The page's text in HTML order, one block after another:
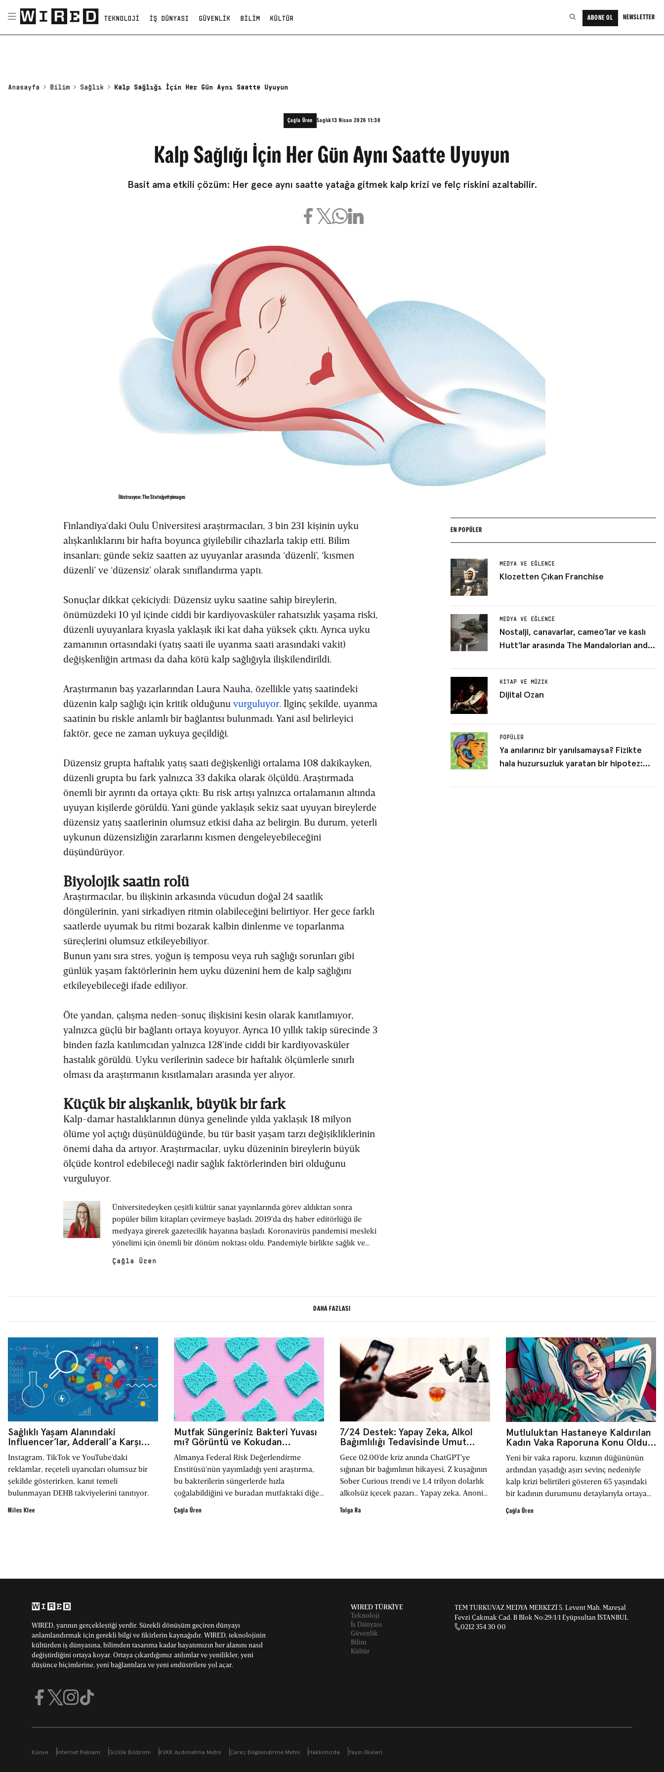
TEKNOLOJI İŞ DÜNYASI GÜVENLIK BILIM KÜLTÜR ABONE OL NEWSLETTER
Anasayfa Bilim Sağlık Kalp Sağlığı İçin Her Gün Aynı Saatte Uyuyun
Çağla Üren Sağlık13 Nisan 2026 11:30
Kalp Sağlığı İçin Her Gün Aynı Saatte Uyuyun
Basit ama etkili çözüm: Her gece aynı saatte yatağa gitmek kalp krizi ve felç riskini azaltabilir.
İlüstrasyon: The State/gettyimages
Finlandiya'daki Oulu Üniversitesi araştırmacıları, 3 bin 231 kişinin uyku
alışkanlıklarını bir hafta boyunca giyilebilir cihazlarla takip etti. Bilim
insanları; günde sekiz saatten az uyuyanlar arasında ‘düzenli’, ‘kısmen
düzenli’ ve ‘düzensiz’ olarak sınıflandırma yaptı.
Sonuçlar dikkat çekiciydi: Düzensiz uyku saatine sahip bireylerin,
önümüzdeki 10 yıl içinde ciddi bir kardiyovasküler rahatsızlık yaşama riski,
düzenli uyuyanlara kıyasla yaklaşık iki kat daha yüksek çıktı. Ayrıca uyku
zamanının ortasındaki (yatış saati ile uyanma saati arasındaki vakit)
değişkenliğin artması da daha kötü kalp sağlığıyla ilişkilendirildi.
Araştırmanın baş yazarlarından Laura Nauha, özellikle yatış saatindeki
düzenin kalp sağlığı için kritik olduğunu vurguluyor. İlginç şekilde, uyanma
saatinin bu riskle anlamlı bir bağlantısı bulunmadı. Yani asıl belirleyici
faktör, gece ne zaman uykuya geçildiği.
Düzensiz grupta haftalık yatış saati değişkenliği ortalama 108 dakikayken,
düzenli grupta bu fark yalnızca 33 dakika olarak ölçüldü. Araştırmada
önemli bir ayrıntı da ortaya çıktı: Bu risk artışı yalnızca ortalamanın altında
uyuyan kişilerde görüldü. Yani günde yaklaşık sekiz saat uyuyan bireylerde
düzensiz yatış saatlerinin olumsuz etkisi daha az belirgin. Bu durum, yeterli
uykunun düzensizliğin zararlarını kısmen dengeleyebileceğini
düşündürüyor.
Biyolojik saatin rolü
Araştırmacılar, bu ilişkinin arkasında vücudun doğal 24 saatlik
döngülerinin, yani sirkadiyen ritmin olabileceğini belirtiyor. Her gece farklı
saatlerde uyumak bu ritmi bozarak kalbin dinlenme ve toparlanma
süreçlerini olumsuz etkileyebiliyor.
Bunun yanı sıra stres, yoğun iş temposu veya ruh sağlığı sorunları gibi
günlük yaşam faktörlerinin hem uyku düzenini hem de kalp sağlığını
etkileyebileceği ifade ediliyor.
Öte yandan, çalışma neden-sonuç ilişkisini kesin olarak kanıtlamıyor,
yalnızca güçlü bir bağlantı ortaya koyuyor. Ayrıca 10 yıllık takip sürecinde 3
binden fazla katılımcıdan yalnızca 128’inde ciddi bir kardiyovasküler
hastalık görüldü. Uyku verilerinin sadece bir haftalık ölçümlerle sınırlı
olması da araştırmanın kısıtlamaları arasında yer alıyor.
Küçük bir alışkanlık, büyük bir fark
Kalp-damar hastalıklarının dünya genelinde yılda yaklaşık 18 milyon
ölüme yol açtığı düşünüldüğünde, bu tür basit yaşam tarzı değişikliklerinin
önemi daha da artıyor. Araştırmacılar, uyku düzeninin bireylerin büyük
ölçüde kontrol edebileceği nadir sağlık faktörlerinden biri olduğunu
vurguluyor.
Üniversitedeyken çeşitli kültür sanat yayınlarında görev aldıktan sonra
popüler bilim kitapları çevirmeye başladı. 2019'da dış haber editörlüğü ile
medyaya girerek gazetecilik hayatına başladı. Koronavirüs pandemisi mesleki
yönelimi için önemli bir dönüm noktası oldu. Pandemiyle birlikte sağlık ve
etti. Halihazırda çeşitli mecralarda bilim ve teknoloji haberleri/yazıları yazıyor.
Çağla Üren
EN POPÜLER
MEDYA VE EĞLENCE
Klozetten Çıkan Franchise
MEDYA VE EĞLENCE
Nostalji, canavarlar, cameo’lar ve kaslı
Hutt’lar arasında The Mandalorian and
KITAP VE MÜZIK
Dijital Ozan
POPÜLER
Ya anılarınız bir yanılsamaysa? Fizikte
hala huzursuzluk yaratan bir hipotez:
DAHA FAZLASI
Sağlıklı Yaşam Alanındaki
Influencer’lar, Adderall’a Karşı
‘Doğal’ ve Etkisi Kanıtlanmamış
Alternatifleri Öneriyor
Instagram, TikTok ve YouTube’daki
reklamlar, reçeteli uyarıcıları olumsuz bir
şekilde gösterirken, kanıt temeli
bulunmayan DEHB takviyelerini tanıtıyor.
Miles Klee
Mutfak Süngeriniz Bakteri Yuvası
mı? Görüntü ve Kokudan
Anlaşılmıyor
Almanya Federal Risk Değerlendirme
Enstitüsü'nün yayımladığı yeni araştırma,
bu bakterilerin süngerlerde hızla
çoğalabildiğini ve buradan mutfaktaki diğer
yüzeylere kolayca yayılabildiğini ortaya
koydu.
Çağla Üren
7/24 Destek: Yapay Zeka, Alkol
Bağımlılığı Tedavisinde Umut
Olabilir
Gece 02.00’de kriz anında ChatGPT’ye
sığınan bir bağımlının hikayesi, Z kuşağının
Sober Curious trendi ve 1,4 trilyon dolarlık
alkolsüz içecek pazarı... Yapay zeka, Anonim
yerini alabilir mi?
Tolga Ra
Mutluluktan Hastaneye Kaldırılan
Kadın Vaka Raporuna Konu Oldu:
Kalbe Giden Kan Akışı Azaldı
Yeni bir vaka raporu, kızının düğününün
ardından yaşadığı aşırı sevinç nedeniyle
kalp krizi belirtileri gösteren 65 yaşındaki
bir kadının durumunu detaylarıyla ortaya
koydu.
Çağla Üren
WIRED, yarının gerçekleştiği yerdir. Sürekli dönüşüm geçiren dünyayı
anlamlandırmak için gerekli bilgi ve fikirlerin kaynağıdır. WIRED, teknolojinin
kültürden iş dünyasına, bilimden tasarıma kadar hayatımızın her alanını nasıl
değiştirdiğini ortaya koyar. Ortaya çıkardığımız atılımlar ve yenilikler, yeni
düşünce biçimlerine, yeni bağlantılara ve yeni endüstrilere yol açar.
WIRED TÜRKİYE
Teknoloji
İş Dünyası
Güvenlik
Bilim
Kültür
TEM TURKUVAZ MEDYA MERKEZİ 5. Levent Mah. Mareşal
Fevzi Çakmak Cad. B Blok No:29/1/1 Eyüpsultan İSTANBUL
0212 354 30 00
Künye İnternet Reklam Gizlilik Bildirimi KVKK Aydınlatma Metni Çerez Bilgilendirme Metni Hakkımızda Yayın İlkeleri